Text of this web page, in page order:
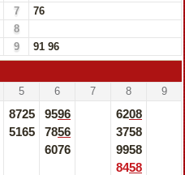
7
76
8
9 91 96
5 6 7 8 9
8725
5165
9596
7856
6076
6208
3758
9958
8458